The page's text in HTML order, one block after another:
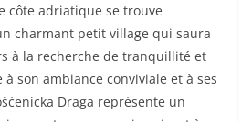
côte adriatique se trouve
charmant petit village qui saura
à la recherche de tranquillité et
à son ambiance conviviale et à ses
Draga représente un